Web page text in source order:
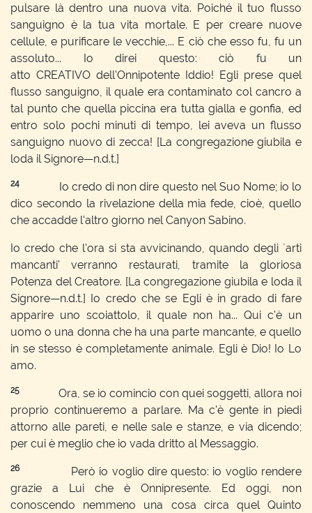
pulsare là dentro una nuova vita. Poiché il tuo flusso
sanguigno è la tua vita mortale. E per creare nuove
cellule, e purificare le vecchie,... E ciò che esso fu, fu un
assoluto... Io direi questo: ciò fu un
atto CREATIVO dell'Onnipotente Iddio! Egli prese quel
flusso sanguigno, il quale era contaminato col cancro a
tal punto che quella piccina era tutta gialla e gonfia, ed
entro solo pochi minuti di tempo, lei aveva un flusso
sanguigno nuovo di zecca! [La congregazione giubila e
loda il Signore—n.d.t.]
24
Io credo di non dire questo nel Suo Nome; io lo
dico secondo la rivelazione della mia fede, cioè, quello
che accadde l'altro giorno nel Canyon Sabino.
Io credo che l'ora si sta avvicinando, quando degli `arti
mancanti' verranno restaurati, tramite la gloriosa
Potenza del Creatore. [La congregazione giubila e loda il
Signore—n.d.t.] Io credo che se Egli è in grado di fare
apparire uno scoiattolo, il quale non ha... Qui c'è un
uomo o una donna che ha una parte mancante, e quello
in se stesso è completamente animale. Egli è Dio! Io Lo
amo.
25
Ora, se io comincio con quei soggetti, allora noi
proprio continueremo a parlare. Ma c'è gente in piedi
attorno alle pareti, e nelle sale e stanze, e via dicendo;
per cui è meglio che io vada dritto al Messaggio.
26Però io voglio dire questo: io voglio rendere
grazie a Lui che è Onnipresente. Ed oggi, non
conoscendo nemmeno una cosa circa quel Quinto